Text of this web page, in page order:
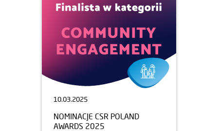
10.03.2025
NOMINACJE CSR POLAND
AWARDS 2025